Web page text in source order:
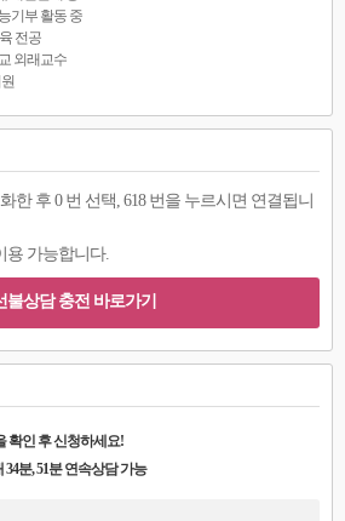
기부 활동 중
전공
외래교수
한 후 0 번 선택, 618 번을 누르시면 연결됩니
용 가능합니다.
불상담 충전 바로가기
확인 후 신청하세요!
34분, 51분 연속상담 가능